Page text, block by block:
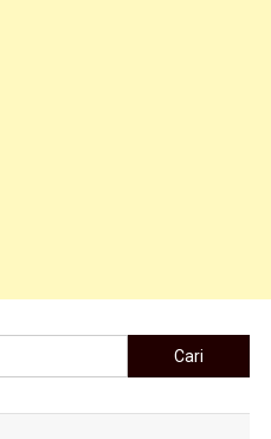
Cari untuk: